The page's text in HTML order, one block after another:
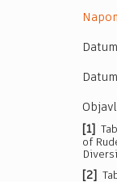
[1]
of
[2]